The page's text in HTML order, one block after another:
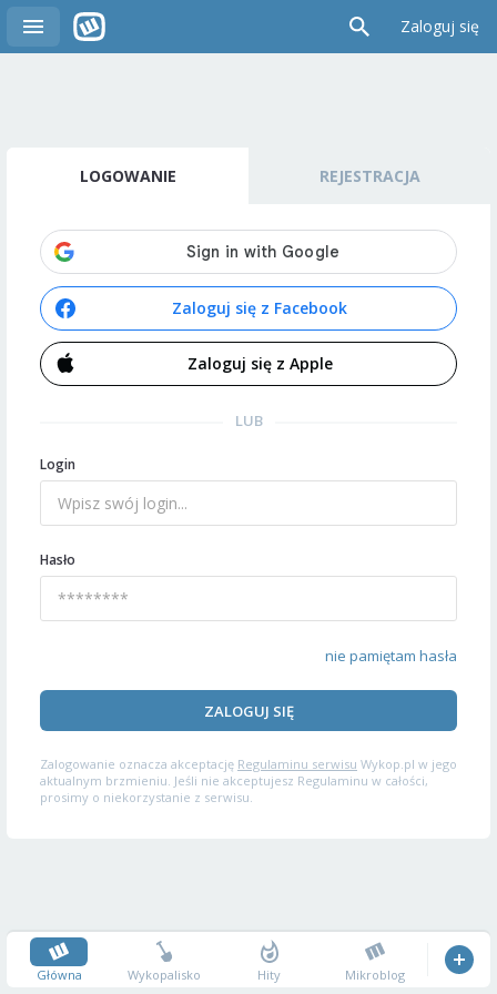
Zaloguj się
LOGOWANIE REJESTRACJA
Zaloguj się z Facebook
Zaloguj się z Apple
LUB
Login
Hasło
nie pamiętam hasła
ZALOGUJ SIĘ
Zalogowanie oznacza akceptację Regulaminu serwisu Wykop.pl w jego
aktualnym brzmieniu. Jeśli nie akceptujesz Regulaminu w całości,
prosimy o niekorzystanie z serwisu.
Główna Wykopalisko Hity Mikroblog